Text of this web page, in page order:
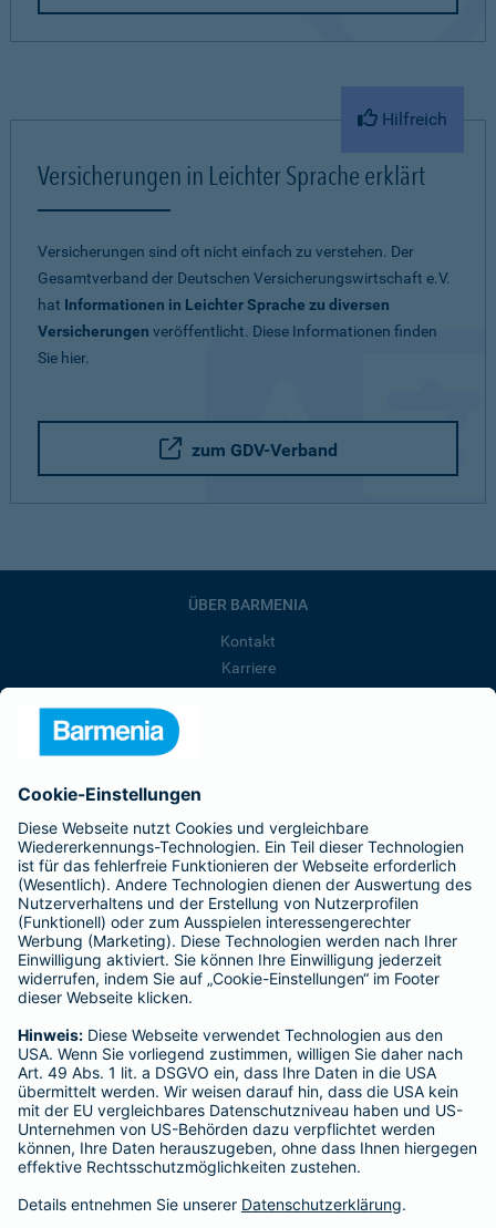
Hilfreich
Versicherungen in Leichter Sprache erklärt
Versicherungen sind oft nicht einfach zu verstehen. Der
Gesamtverband der Deutschen Versicherungswirtschaft e.V.
hat Informationen in Leichter Sprache zu diversen
Versicherungen veröffentlicht. Diese Informationen finden
Sie hier.
zum GDV-Verband
ÜBER BARMENIA
Kontakt
Karriere
Barmenia ist Teil der BarmeniaGothaer
BELIEBTE SEITEN
Kranken-Zusatzversicherung
Tierversicherungen
Haftpflichtversicherung
Hausratversicherung
Adresse ändern
Schaden melden
Kilometerstandsmeldung
Serviceübersicht